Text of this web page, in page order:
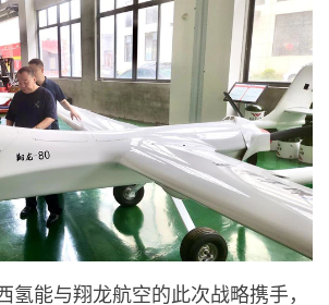
氢能与翔龙航空的此次战略携手，